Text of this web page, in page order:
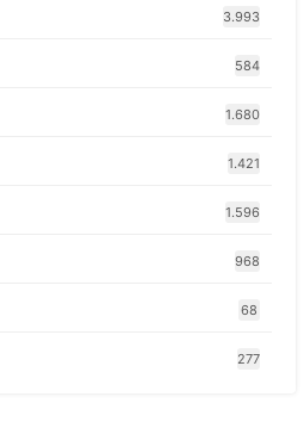
3.993
584
1.680
1.421
1.596
968
68
277